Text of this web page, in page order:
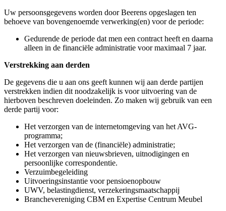
Uw persoonsgegevens worden door Beerens opgeslagen ten
behoeve van bovengenoemde verwerking(en) voor de periode:
Gedurende de periode dat men een contract heeft en daarna
alleen in de financiële administratie voor maximaal 7 jaar.
Verstrekking aan derden
De gegevens die u aan ons geeft kunnen wij aan derde partijen
verstrekken indien dit noodzakelijk is voor uitvoering van de
hierboven beschreven doeleinden. Zo maken wij gebruik van een
derde partij voor:
Het verzorgen van de internetomgeving van het AVG-
programma;
Het verzorgen van de (financiële) administratie;
Het verzorgen van nieuwsbrieven, uitnodigingen en
persoonlijke correspondentie.
Verzuimbegeleiding
Uitvoeringsinstantie voor pensioenopbouw
UWV, belastingdienst, verzekeringsmaatschappij
Branchevereniging CBM en Expertise Centrum Meubel